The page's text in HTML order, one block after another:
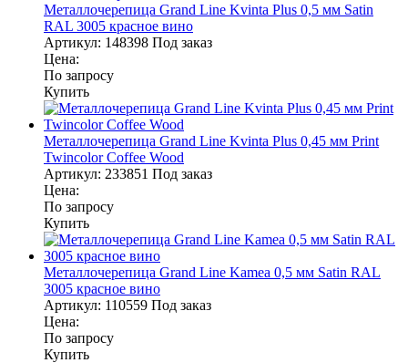
Металлочерепица Grand Line Kvinta Plus 0,5 мм Satin
RAL 3005 красное вино
Артикул: 148398 Под заказ
Цена:
По запросу
Купить
Металлочерепица Grand Line Kvinta Plus 0,45 мм Print
Twincolor Coffee Wood
Артикул: 233851 Под заказ
Цена:
По запросу
Купить
Металлочерепица Grand Line Kamea 0,5 мм Satin RAL
3005 красное вино
Артикул: 110559 Под заказ
Цена:
По запросу
Купить